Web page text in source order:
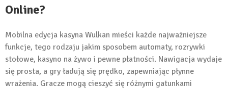
Online?
Mobilna edycja kasyna Wulkan mieści każde najważniejsze
funkcje, tego rodzaju jakim sposobem automaty, rozrywki
stołowe, kasyno na żywo i pewne płatności. Nawigacja wydaje
się prosta, a gry ładują się prędko, zapewniając płynne
wrażenia. Gracze mogą cieszyć się różnymi gatunkami